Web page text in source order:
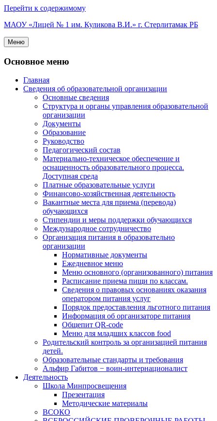
Перейти к содержимому
МАОУ «Лицей № 1 им. Куликова В.И.» г. Стерлитамак РБ
Меню
Основное меню
Главная
Сведения об образовательной организации
Основные сведения
Структура и органы управления образовательной
организации
Документы
Образование
Руководство
Педагогический состав
Материально-техническое обеспечение и
оснащенность образовательного процесса.
Доступная среда
Платные образовательные услуги
Финансово-хозяйственная деятельность
Вакантные места для приема (перевода)
обучающихся
Стипендии и меры поддержки обучающихся
Международное сотрудничество
Организация питания в образовательно
организации
Нормативные документы
Ежедневное меню
Меню основного (организованного) питания
Расписание приема пищи по классам.
Сведения о правовых основаниях оказания
оператором питания услуг
Порядок предоставления льготного питания
Информация об организаторе питания
Общепит QR-code
Меню для младших классов food
Родительский контроль за организацией питания
детей.
Образовательные стандарты и требования
Альфир Габитов − воин-интернационалист
Деятельность
Школа Минпросвещения
Презентация
Методические материалы
ВСОКО